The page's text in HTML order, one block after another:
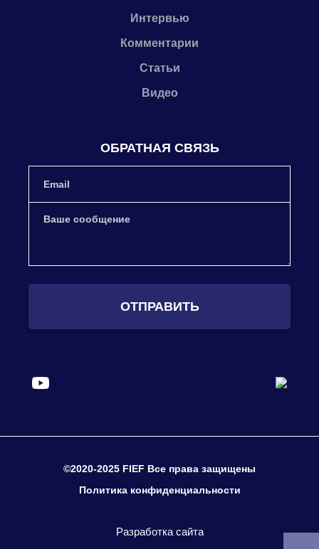
Интервью
Комментарии
Статьи
Видео
ОБРАТНАЯ СВЯЗЬ
ОТПРАВИТЬ
©2020-2025 FIEF Все права защищены
Политика конфиденциальности
Разработка сайта